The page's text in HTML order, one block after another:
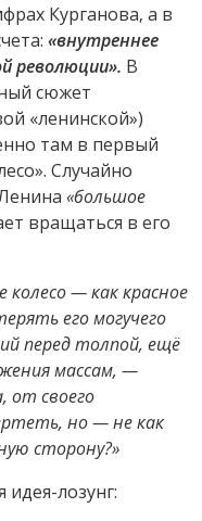
Курганова, а в
«внутреннее
революции». В
сюжет
«ленинской»)
там в первый
Случайно
«большое
вращаться в его
— как красное
его могучего
перед толпой, ещё
массам, —
от своего
но — не как
сторону?»
лозунг: